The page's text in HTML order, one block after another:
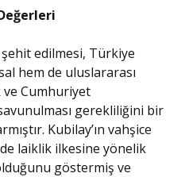
şehit edilmesi, Türkiye
hem de uluslararası
ve Cumhuriyet
gerekliliğini bir
Kubilay’ın vahşice
laiklik ilkesine yönelik
göstermiş ve